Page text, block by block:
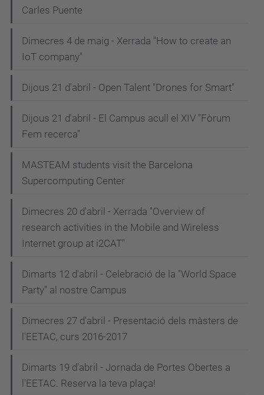
Carles Puente
Dimecres 4 de maig - Xerrada "How to create an
IoT company"
Dijous 21 d'abril - Open Talent "Drones for Smart"
Dijous 21 d'abril - El Campus acull el XIV "Fòrum
Fem recerca"
MASTEAM students visit the Barcelona
Supercomputing Center
Dimecres 20 d'abril - Xerrada "Overview of
research activities in the Mobile and Wireless
Internet group at i2CAT"
Dimarts 12 d'abril - Celebració de la "World Space
Party" al nostre Campus
Dimecres 27 d'abril - Presentació dels màsters de
l'EETAC, curs 2016-2017
Dimarts 19 d'abril - Jornada de Portes Obertes a
l'EETAC. Reserva la teva plaça!